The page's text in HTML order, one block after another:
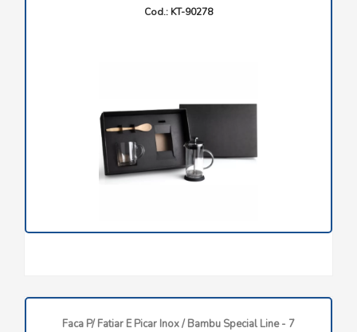
Cod.: KT-90278
Faca P/ Fatiar E Picar Inox / Bambu Special Line - 7